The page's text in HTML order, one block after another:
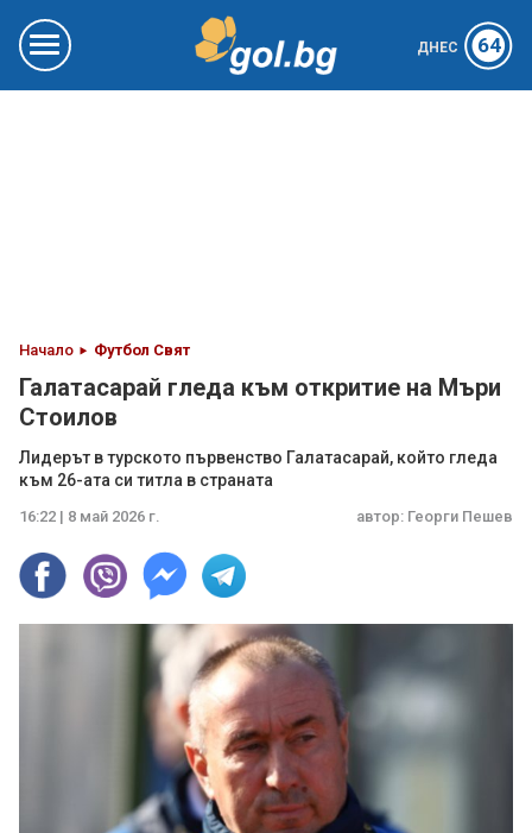
ДНЕС 64
Начало Футбол Свят
Галатасарай гледа към откритие на Мъри
Стоилов
Лидерът в турското първенство Галатасарай, който гледа
към 26-ата си титла в страната
16:22 | 8 май 2026 г. автор: Георги Пешев